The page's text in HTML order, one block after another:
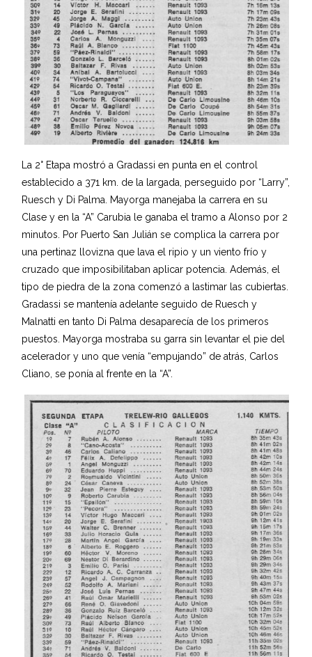
La 2° Etapa mostró a Gradassi en punta en el control
establecido a 371 km. de la largada, perseguido por “Larry”,
Ruesch y Di Palma. Mayorga manejaba la carrera en su
Clase y en la “A” Carubia le ganaba el tramo a Alonso por 2
minutos. Por Puerto San Julián se complica la carrera por
una pertinaz llovizna que lava el ripio y un viento frío y
cruzado que imposibilitaban aplicar potencia. Además, el
tipo de piedra de la zona comenzó a lastimar las cubiertas.
Gradassi se mantenía adelante seguido de Ruesch y
Malnatti en tanto Di Palma desaparecía de los primeros
puestos. Mayorga mostraba su garra sin levantar el pie del
acelerador y uno que venía “empujando” de atrás, Carlos
Cliano, se ponía al frente en la “A”.